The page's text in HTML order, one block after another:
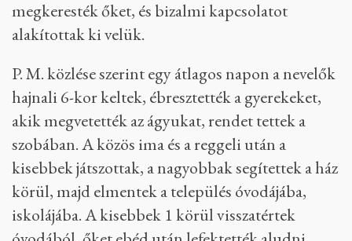
megkeresték őket, és bizalmi kapcsolatot
alakítottak ki velük.
P. M. közlése szerint egy átlagos napon a nevelők
hajnali 6-kor keltek, ébresztették a gyerekeket,
akik megvetették az ágyukat, rendet tettek a
szobában. A közös ima és a reggeli után a
kisebbek játszottak, a nagyobbak segítettek a ház
körül, majd elmentek a település óvodájába,
iskolájába. A kisebbek 1 körül visszatértek